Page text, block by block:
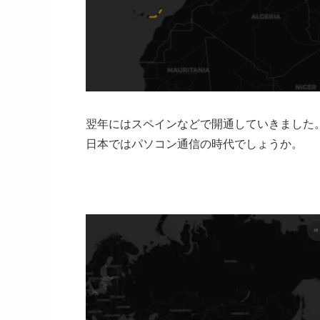
翌年にはスペインなどで開通していきました
日本ではパソコン通信の時代でしょうか。